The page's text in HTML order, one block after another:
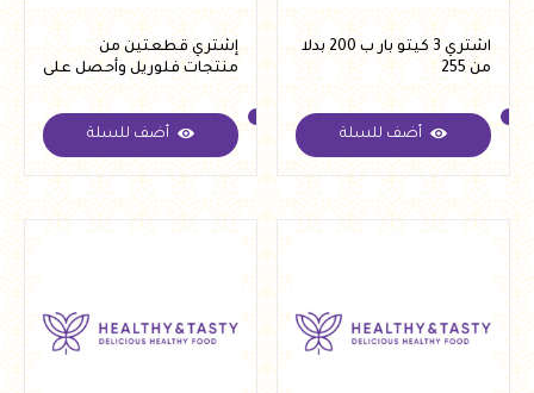
اشتري 3 كيتو بار ب 200 بدلا
من 255
أضف للسلة
إشتري قطعتين من
منتجات فلوريل وأحصل على
خصم 10%
أضف للسلة